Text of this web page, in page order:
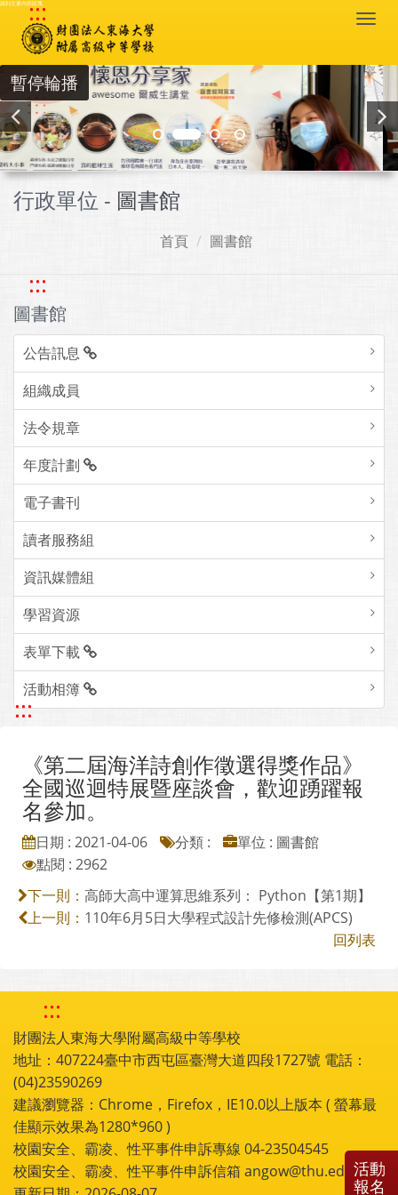
跳到主要內容區塊
:::
暫停輪播
行政單位 - 圖書館
首頁 圖書館
:::
圖書館
公告訊息
組織成員
法令規章
年度計劃
電子書刊
讀者服務組
資訊媒體組
學習資源
表單下載
活動相簿
:::
《第二屆海洋詩創作徵選得獎作品》
全國巡迴特展暨座談會，歡迎踴躍報
名參加。
日期 : 2021-04-06 分類 :
單位 : 圖書館
點閱 : 2962
下一則： 高師大高中運算思維系列： Python【第1期】
上一則： 110年6月5日大學程式設計先修檢測(APCS)
回列表
:::
財團法人東海大學附屬高級中等學校
地址：407224臺中市西屯區臺灣大道四段1727號 電話：
(04)23590269
建議瀏覽器：Chrome，Firefox，IE10.0以上版本 ( 螢幕最
佳顯示效果為1280*960 )
校園安全、霸凌、性平事件申訴專線 04-23504545
校園安全、霸凌、性平事件申訴信箱 angow@thu.edu.tw
活動
報名